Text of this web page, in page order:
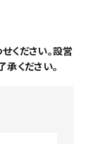
ください。設営
ください。